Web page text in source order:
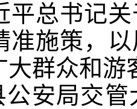
平总书记
准施策，
大群众和游
公安局交